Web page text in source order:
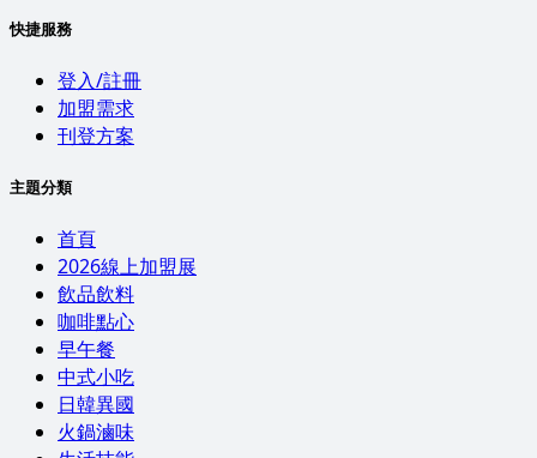
快捷服務
登入/註冊
加盟需求
刊登方案
主題分類
首頁
2026線上加盟展
飲品飲料
咖啡點心
早午餐
中式小吃
日韓異國
火鍋滷味